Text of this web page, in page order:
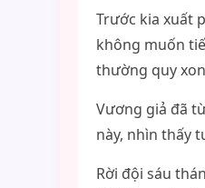
Trước kia xuất
không muốn
thường quy
Vương giả đã
này, nhìn thấy
Rời đội sáu